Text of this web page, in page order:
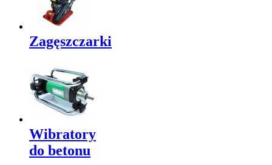
Zagęszczarki
Wibratory
do betonu